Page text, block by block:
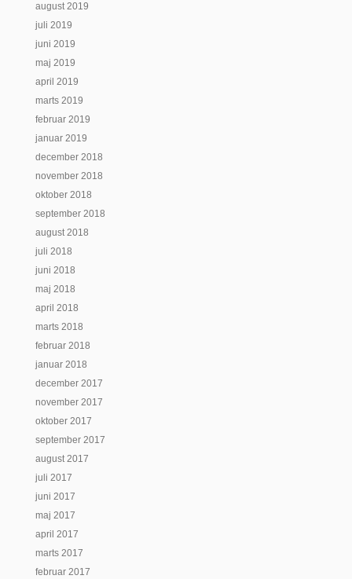
august 2019
juli 2019
juni 2019
maj 2019
april 2019
marts 2019
februar 2019
januar 2019
december 2018
november 2018
oktober 2018
september 2018
august 2018
juli 2018
juni 2018
maj 2018
april 2018
marts 2018
februar 2018
januar 2018
december 2017
november 2017
oktober 2017
september 2017
august 2017
juli 2017
juni 2017
maj 2017
april 2017
marts 2017
februar 2017